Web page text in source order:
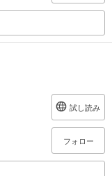
試し読み
フォロー